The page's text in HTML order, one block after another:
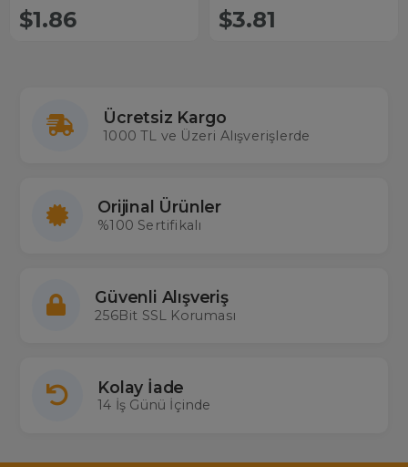
Geçirmez Kapak
$1.86 $3.81
Ücretsiz Kargo
1000 TL ve Üzeri Alışverişlerde
Orijinal Ürünler
%100 Sertifikalı
Güvenli Alışveriş
256Bit SSL Koruması
Kolay İade
14 İş Günü İçinde